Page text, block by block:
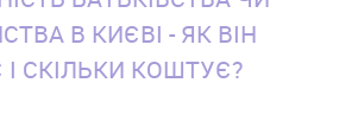
В КИЄВІ - ЯК ВІН
СКІЛЬКИ КОШТУЄ?